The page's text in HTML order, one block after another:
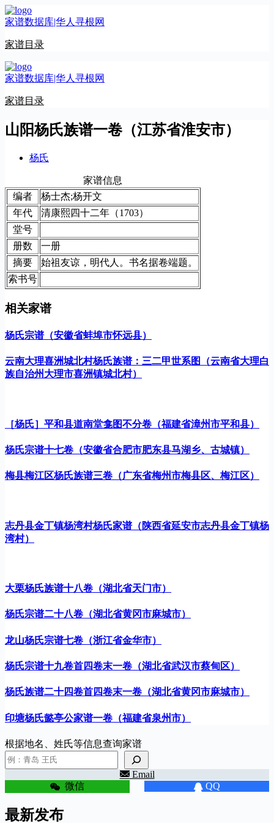
跳
至
容
家谱数据库|华人寻根网
家谱目录
家谱数据库|华人寻根网
家谱目录
山阳杨氏族谱一卷（江苏省淮安市）
杨氏
家谱信息
编者
杨士杰;杨开文
年代
清康熙四十二年（1703）
堂号
册数
一册
摘要
始祖友谅，明代人。书名据卷端题。
索书号
相关家谱
杨氏宗谱（安徽省蚌埠市怀远县）
云南大理喜洲城北村杨氏族谱：三二甲世系图（云南省大理白
族自治州大理市喜洲镇城北村）
［杨氏］平和县道南堂龛图不分卷（福建省漳州市平和县）
杨氏宗谱十七卷（安徽省合肥市肥东县马湖乡、古城镇）
梅县梅江区杨氏族谱三卷（广东省梅州市梅县区、梅江区）
志丹县金丁镇杨湾村杨氏家谱（陕西省延安市志丹县金丁镇杨
湾村）
大栗杨氏族谱十八卷（湖北省天门市）
杨氏宗谱二十八卷（湖北省黄冈市麻城市）
龙山杨氏宗谱七卷（浙江省金华市）
杨氏宗谱十九卷首四卷末一卷（湖北省武汉市蔡甸区）
杨氏族谱二十四卷首四卷末一卷（湖北省黄冈市麻城市）
印塘杨氏懿亭公家谱一卷（福建省泉州市）
根据地名、姓氏等信息查询家谱
Email
微信 QQ
最新发布